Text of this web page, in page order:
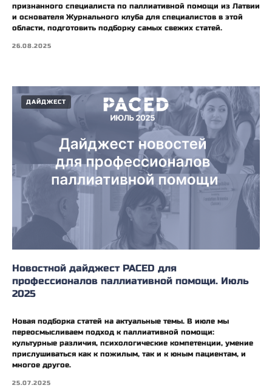
признанного специалиста по паллиативной помощи из Латвии
и основателя Журнального клуба для специалистов в этой
области, подготовить подборку самых свежих статей.
26.08.2025
ДАЙДЖЕСТ
Новостной дайджест PACED для
профессионалов паллиативной помощи. Июль
2025
Новая подборка статей на актуальные темы. В июле мы
переосмысливаем подход к паллиативной помощи:
культурные различия, психологические компетенции, умение
прислушиваться как к пожилым, так и к юным пациентам, и
многое другое.
25.07.2025